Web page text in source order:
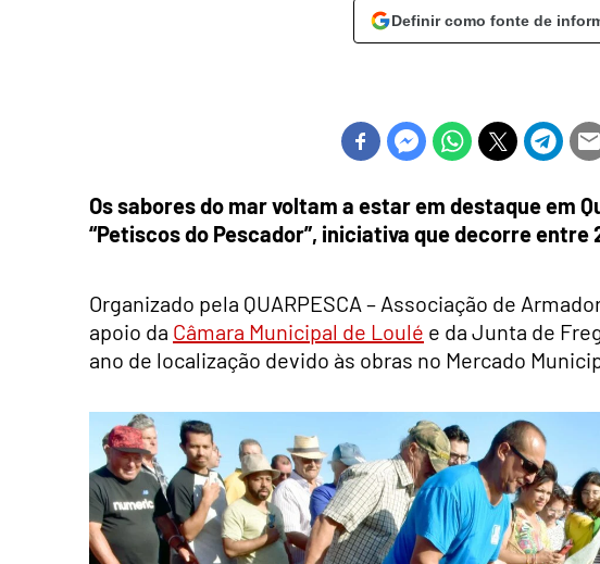
Definir como fonte de
Os sabores do mar voltam a estar em destaque em
“Petiscos do Pescador”, iniciativa que decorre entre
Organizado pela QUARPESCA – Associação de
apoio da Câmara Municipal de Loulé e da Junta de
ano de localização devido às obras no Mercado